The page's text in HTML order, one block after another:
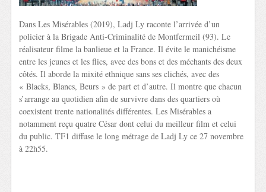
Dans Les Misérables (2019), Ladj Ly raconte l’arrivée d’un
policier à la Brigade Anti-Criminalité de Montfermeil (93). Le
réalisateur filme la banlieue et la France. Il évite le manichéisme
entre les jeunes et les flics, avec des bons et des méchants des deux
côtés. Il aborde la mixité ethnique sans ses clichés, avec des
« Blacks, Blancs, Beurs » de part et d’autre. Il montre que chacun
s’arrange au quotidien afin de survivre dans des quartiers où
coexistent trente nationalités différentes. Les Misérables a
notamment reçu quatre César dont celui du meilleur film et celui
du public. TF1 diffuse le long métrage de Ladj Ly ce 27 novembre
à 22h55.